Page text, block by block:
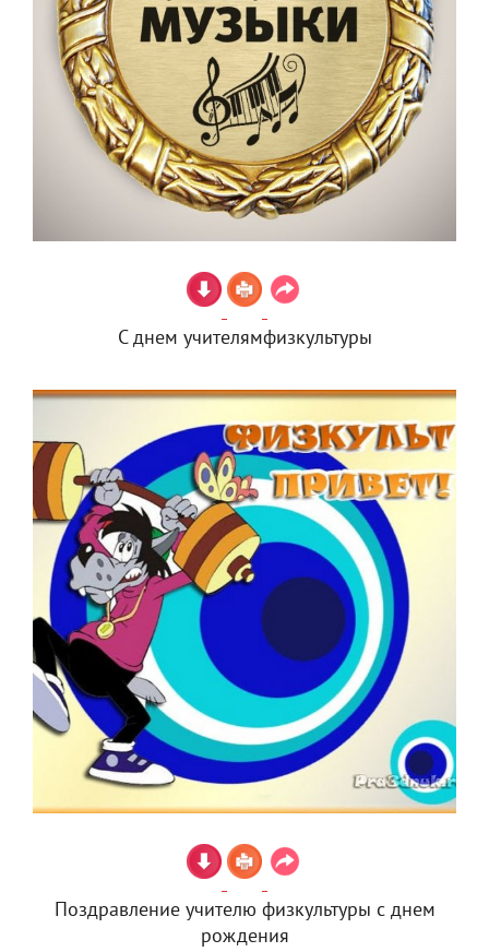
С днем учителямфизкультуры
Поздравление учителю физкультуры с днем
рождения